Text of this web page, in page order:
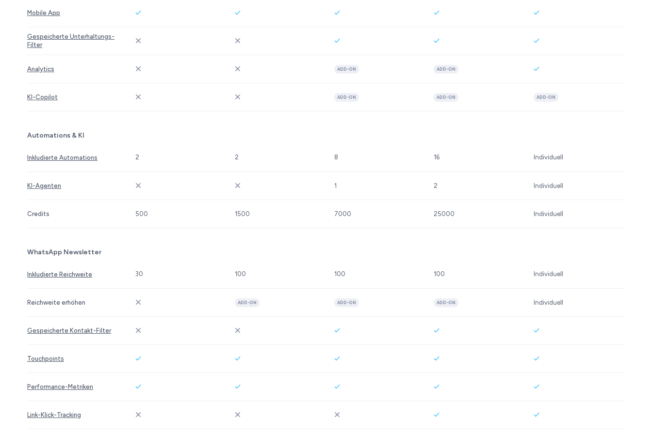
Mobile App
Gespeicherte Unterhaltungs-
Filter
Analytics ADD-ON ADD-ON
KI-Copilot ADD-ON ADD-ON ADD-ON
Automations & KI
Inkludierte Automations 2 2 8 16 Individuell
KI-Agenten 1 2 Individuell
Credits 500 1500 7000 25000 Individuell
WhatsApp Newsletter
Inkludierte Reichweite 30 100 100 100 Individuell
Reichweite erhöhen ADD-ON ADD-ON ADD-ON Individuell
Gespeicherte Kontakt-Filter
Touchpoints
Performance-Metriken
Link-Klick-Tracking